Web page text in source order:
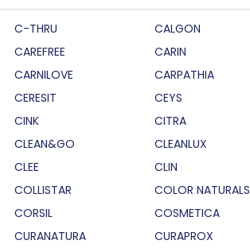
C-THRU CALGON
CAREFREE
CARIN
CARNILOVE
CARPATHIA
CERESIT
CEYS
CINK
CITRA
CLEAN&GO
CLEANLUX
CLEE
CLIN
COLLISTAR
COLOR NATURALS
CORSIL
COSMETICA
CURANATURA
CURAPROX